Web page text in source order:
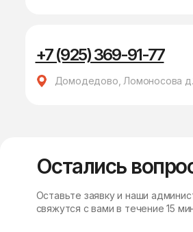
+7 (925) 369-91-77
Домодедово, Ломоносова
Оставьте заявку и наши
свяжутся с вами в течение 15
Остались